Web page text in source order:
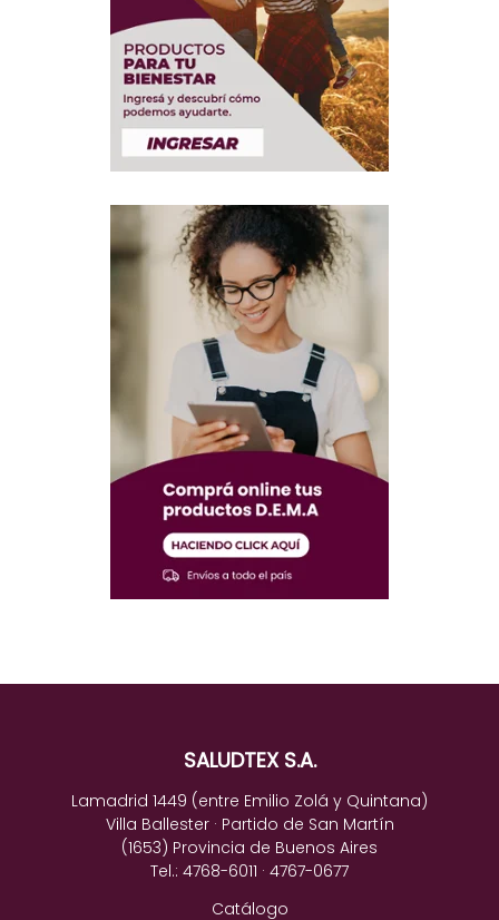
SALUDTEX S.A.
Lamadrid 1449 (entre Emilio Zolá y Quintana)
Villa Ballester · Partido de San Martín
(1653) Provincia de Buenos Aires
Tel.: 4768-6011 · 4767-0677
Catálogo